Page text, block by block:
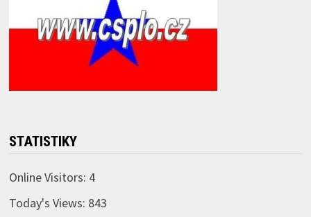
STATISTIKY
Online Visitors: 4
Today's Views: 843